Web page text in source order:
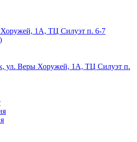
1А, ТЦ Силуэт п. 6-7
ул. Веры Хоружей, 1А, ТЦ Силуэт п.